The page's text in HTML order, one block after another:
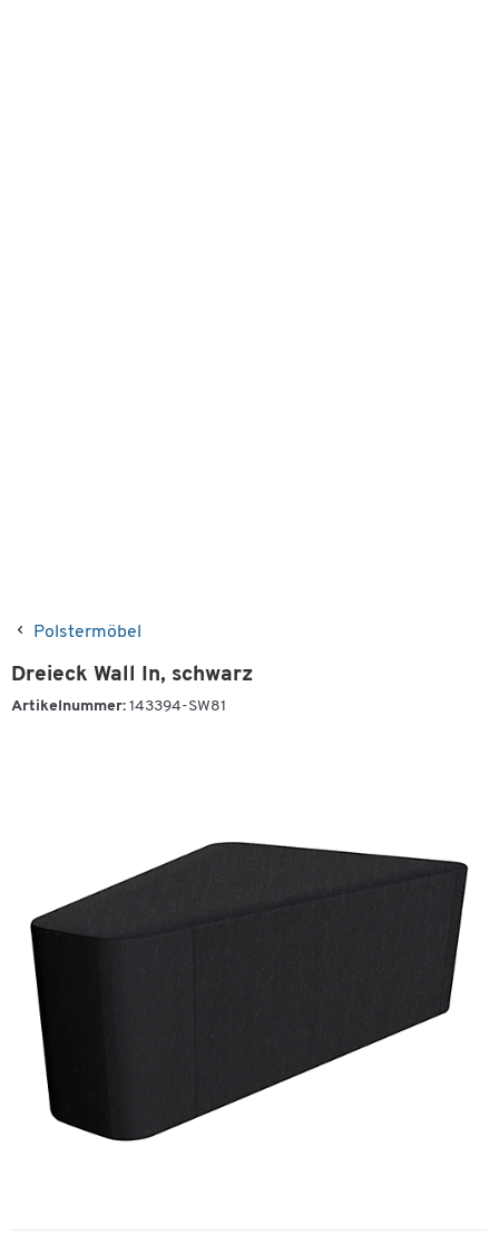
Polstermöbel
Dreieck Wall In, schwarz
Artikelnummer: 143394-SW81